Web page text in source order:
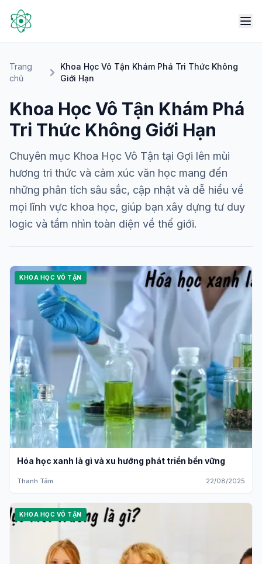
Trang
chủ
Khoa Học Vô Tận Khám Phá Tri Thức Không
Giới Hạn
Khoa Học Vô Tận Khám Phá
Tri Thức Không Giới Hạn
Chuyên mục Khoa Học Vô Tận tại Gợi lên mùi
hương tri thức và cảm xúc văn học mang đến
những phân tích sâu sắc, cập nhật và dễ hiểu về
mọi lĩnh vực khoa học, giúp bạn xây dựng tư duy
logic và tầm nhìn toàn diện về thế giới.
KHOA HỌC VÔ TẬN
Hóa học xanh là gì và xu hướng phát triển bền vững
Thanh Tâm 22/08/2025
KHOA HỌC VÔ TẬN